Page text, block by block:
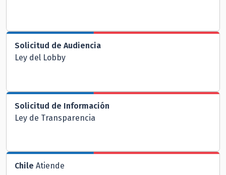
Solicitud de Audiencia
Ley del Lobby
Solicitud de Información
Ley de Transparencia
Chile Atiende